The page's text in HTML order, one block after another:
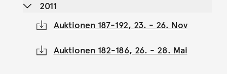
2011
Auktionen 187-192, 23. - 26. Nov
Auktionen 182-186, 26. - 28. Mai